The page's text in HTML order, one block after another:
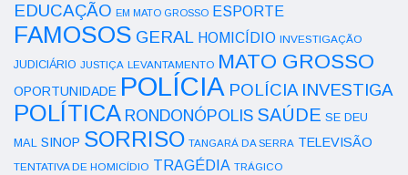
EDUCAÇÃO EM MATO GROSSO ESPORTE
FAMOSOS GERAL HOMICÍDIO INVESTIGAÇÃO
JUDICIÁRIO JUSTIÇA LEVANTAMENTO MATO GROSSO
OPORTUNIDADE POLÍCIA POLÍCIA INVESTIGA
POLÍTICA RONDONÓPOLIS SAÚDE SE DEU
MAL SINOP SORRISO TANGARÁ DA SERRA TELEVISÃO
TENTATIVA DE HOMICÍDIO TRAGÉDIA TRÁGICO